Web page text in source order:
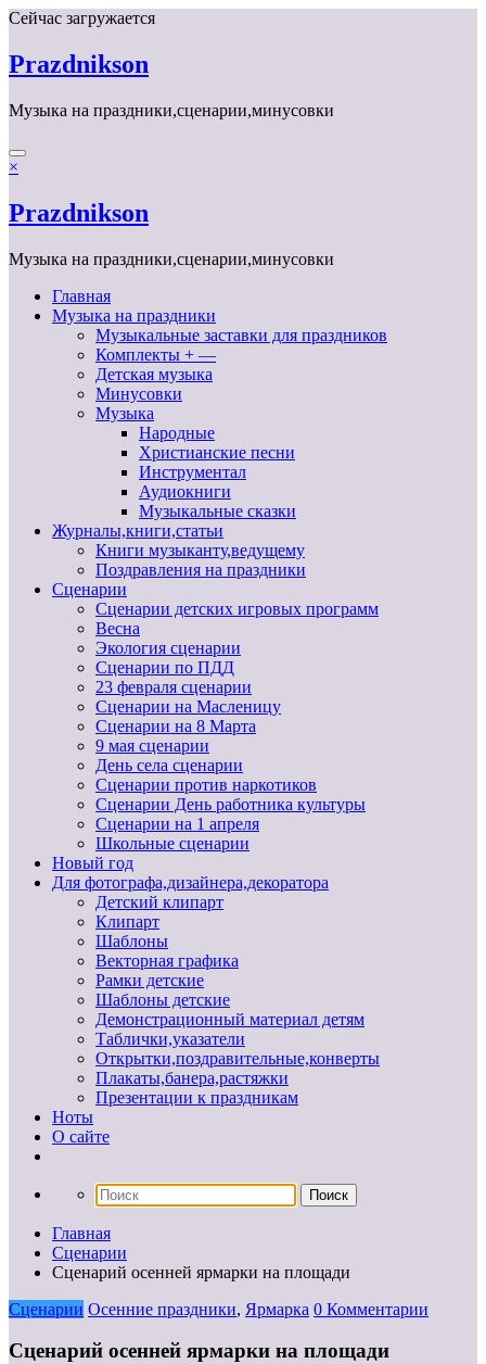
Перейти
содержимому
Сейчас загружается
Prazdnikson
Музыка на праздники,сценарии,минусовки
×
Prazdnikson
Музыка на праздники,сценарии,минусовки
Главная
Музыка на праздники
Музыкальные заставки для праздников
Комплекты + —
Детская музыка
Минусовки
Музыка
Народные
Христианские песни
Инструментал
Аудиокниги
Музыкальные сказки
Журналы,книги,статьи
Книги музыканту,ведущему
Поздравления на праздники
Сценарии
Сценарии детских игровых программ
Весна
Экология сценарии
Сценарии по ПДД
23 февраля сценарии
Сценарии на Масленицу
Сценарии на 8 Марта
9 мая сценарии
День села сценарии
Сценарии против наркотиков
Сценарии День работника культуры
Сценарии на 1 апреля
Школьные сценарии
Новый год
Для фотографа,дизайнера,декоратора
Детский клипарт
Клипарт
Шаблоны
Векторная графика
Рамки детские
Шаблоны детские
Демонстрационный материал детям
Таблички,указатели
Открытки,поздравительные,конверты
Плакаты,банера,растяжки
Презентации к праздникам
Ноты
О сайте
Главная
Сценарии
Сценарий осенней ярмарки на площади
Сценарии Осенние праздники, Ярмарка 0 Комментарии
Сценарий осенней ярмарки на площади